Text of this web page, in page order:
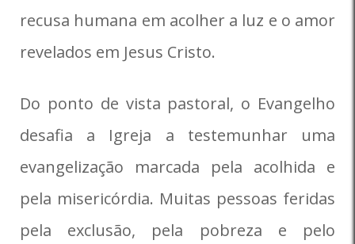
recusa humana em acolher a luz e o amor
revelados em Jesus Cristo.
Do ponto de vista pastoral, o Evangelho
desafia a Igreja a testemunhar uma
evangelização marcada pela acolhida e
pela misericórdia. Muitas pessoas feridas
pela exclusão, pela pobreza e pelo